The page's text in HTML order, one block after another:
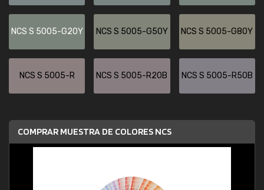
NCS S 5005-G20Y NCS S 5005-G50Y NCS S 5005-G80Y
NCS S 5005-R NCS S 5005-R20B NCS S 5005-R50B
COMPRAR MUESTRA DE COLORES NCS